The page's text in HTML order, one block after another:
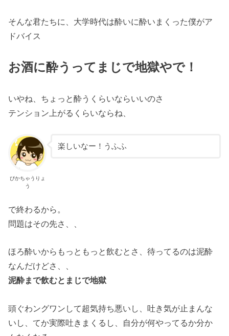
そんな君たちに、大学時代は酔いに酔いまくった僕がア
ドバイス
お酒に酔うってまじで地獄やで！
いやね、ちょっと酔うくらいならいいのさ
テンション上がるくらいならね、
ぴかちゃうりょ
う
楽しいなー！うふふ
で終わるから。
問題はその先さ、、
ほろ酔いからもっともっと飲むとさ、待ってるのは泥酔
なんだけどさ、、
泥酔まで飲むとまじで地獄
頭ぐわングワンして超気持ち悪いし、吐き気が止まんな
いし、てか実際吐きまくるし、自分が何やってるか分か